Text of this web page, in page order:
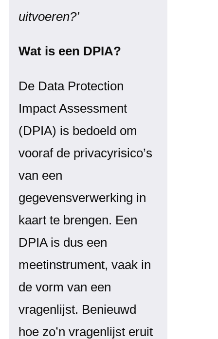
uitvoeren?’
Wat is een DPIA?
De Data Protection
Impact Assessment
(DPIA) is bedoeld om
vooraf de privacyrisico’s
van een
gegevensverwerking in
kaart te brengen. Een
DPIA is dus een
meetinstrument, vaak in
de vorm van een
vragenlijst. Benieuwd
hoe zo’n vragenlijst eruit